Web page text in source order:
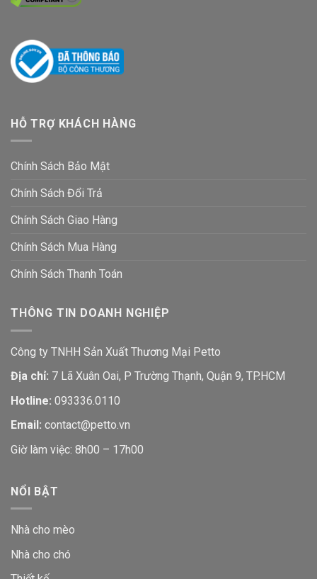
HỖ TRỢ KHÁCH HÀNG
Chính Sách Bảo Mật
Chính Sách Đổi Trả
Chính Sách Giao Hàng
Chính Sách Mua Hàng
Chính Sách Thanh Toán
THÔNG TIN DOANH NGHIỆP
Công ty TNHH Sản Xuất Thương Mại Petto
Địa chỉ: 7 Lã Xuân Oai, P Trường Thạnh, Quận 9, TP.HCM
Hotline: 093336.0110
Email: contact@petto.vn
Giờ làm việc: 8h00 – 17h00
NỔI BẬT
Nhà cho mèo
Nhà cho chó